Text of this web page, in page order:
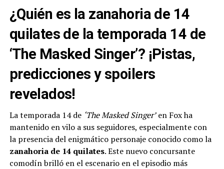
¿Quién es la zanahoria de 14
quilates de la temporada 14 de
‘The Masked Singer’? ¡Pistas,
predicciones y spoilers
revelados!
La temporada 14 de ‘The Masked Singer’en Fox ha
mantenido en vilo a sus seguidores, especialmente con
la presencia del enigmático personaje conocido como la
zanahoria de 14 quilates. Este nuevo concursante
comodín brilló en el escenario en el episodio más